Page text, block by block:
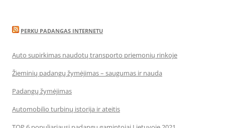
PERKU PADANGAS INTERNETU
Auto supirkimas naudotų transporto priemonių rinkoje
Žieminių padangų žymėjimas – saugumas ir nauda
Padangų žymėjimas
Automobilio turbinų istorija ir ateitis